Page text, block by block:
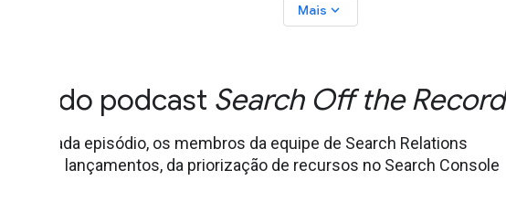
Mais expand_more
do podcast Search Off the Record
Em cada episódio, os membros da equipe de Search Relations
dos lançamentos, da priorização de recursos no Search Console